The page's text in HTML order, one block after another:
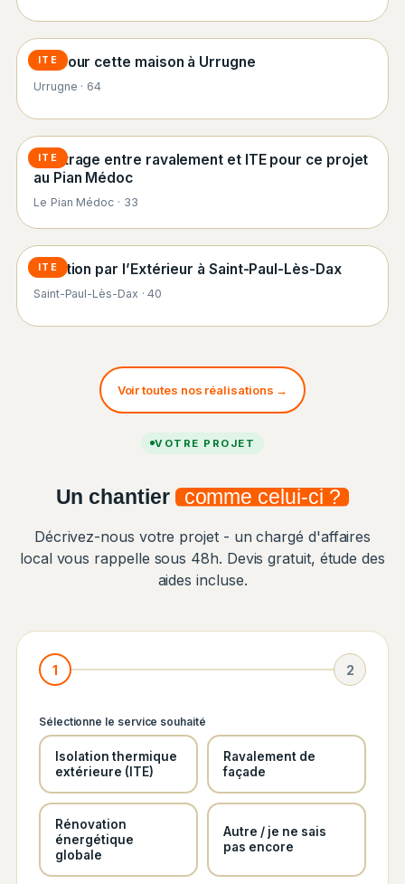
ITE
ITE pour cette maison à Urrugne
Urrugne · 64
ITE
Arbitrage entre ravalement et ITE pour ce projet
au Pian Médoc
Le Pian Médoc · 33
ITE
Isolation par l’Extérieur à Saint-Paul-Lès-Dax
Saint-Paul-Lès-Dax · 40
Voir toutes nos réalisations →
VOTRE PROJET
Un chantier comme celui-ci ?
Décrivez-nous votre projet - un chargé d'affaires
local vous rappelle sous 48h. Devis gratuit, étude des
aides incluse.
1 2
Sélectionne le service souhaité
Isolation thermique
extérieure (ITE)
Ravalement de
façade
Rénovation
énergétique
globale
Autre / je ne sais
pas encore